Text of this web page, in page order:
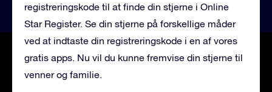
registreringskode til at finde din stjerne i Online
Star Register. Se din stjerne på forskellige måder
ved at indtaste din registreringskode i en af vores
gratis apps. Nu vil du kunne fremvise din stjerne til
venner og familie.